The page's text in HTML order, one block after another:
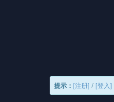
提示： [注册] / [登入]